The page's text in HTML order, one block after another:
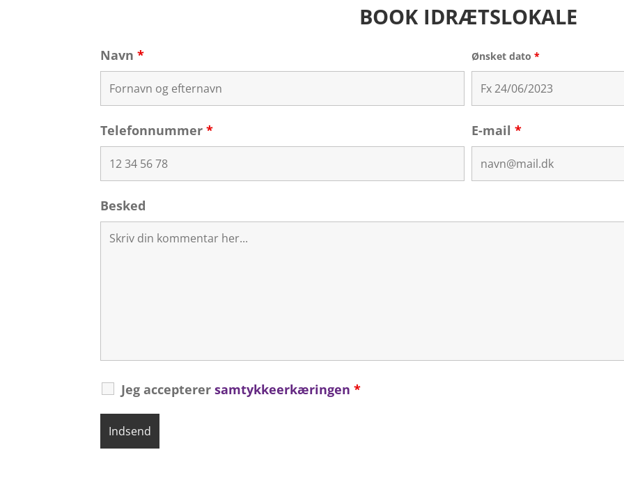
BOOK IDRÆTSLOKALE
Navn* Ønsket dato *
Telefonnummer* E-mail *
Besked
Jeg accepterersamtykkeerkæringen *